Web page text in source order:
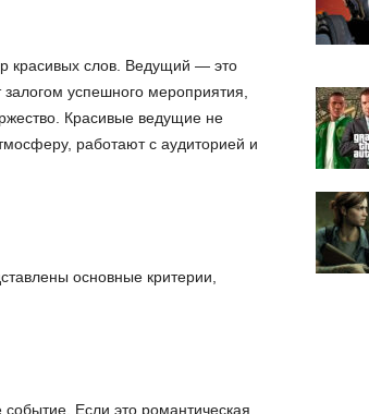
красивых слов. Ведущий — это
успешного мероприятия,
Красивые ведущие не
работают с аудиторией и
основные критерии,
Если это романтическая